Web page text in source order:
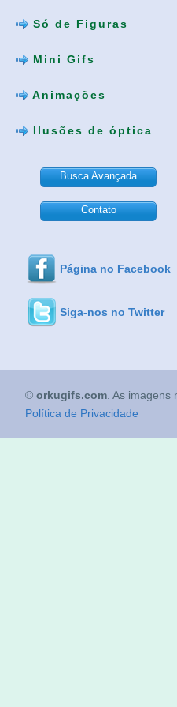
Só de Figuras
Mini Gifs
Animações
Ilusões de óptica
Busca Avançada
Contato
Página no Facebook
Siga-nos no Twitter
© orkugifs.com . As
Política de Privacidade